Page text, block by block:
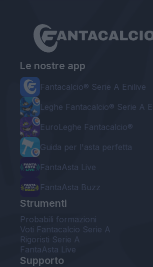
Le nostre app
Fantacalcio® Serie A Enilive
Leghe Fantacalcio® Serie A
EuroLeghe Fantacalcio®
Guida per l'asta perfetta
FantaAsta Live
FantaAsta Buzz
Strumenti
Probabili formazioni
Voti Fantacalcio Serie A
Rigoristi Serie A
FantaAsta Live
Supporto